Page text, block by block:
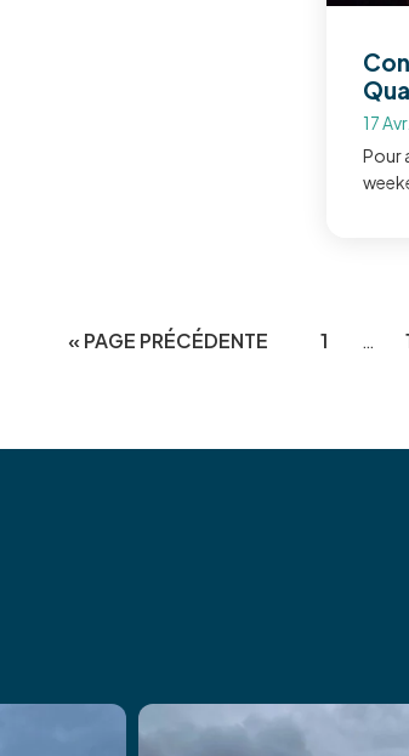
17
Pour
« PAGE PRÉCÉDENTE 1 …